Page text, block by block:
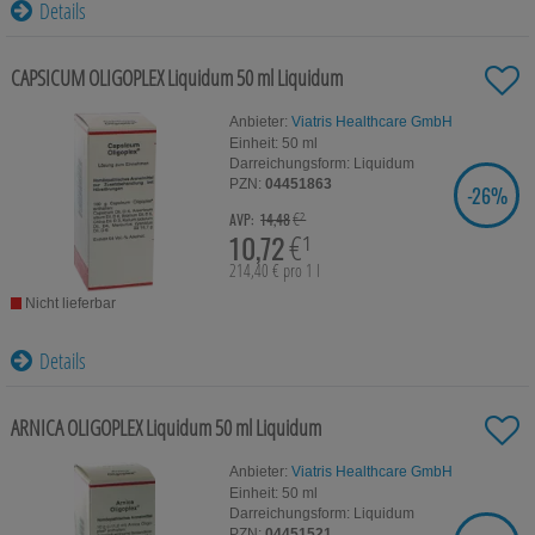
Details
CAPSICUM OLIGOPLEX Liquidum50 mlLiquidum
Anbieter: Viatris Healthcare GmbH
Einheit: 50 ml
Darreichungsform: Liquidum
PZN: 04451863
AVP: 14,48€²
10,72€¹
214,40 € pro 1 l
SIE SPAREN
-26%
Nicht lieferbar
Details
ARNICA OLIGOPLEX Liquidum50 mlLiquidum
Anbieter: Viatris Healthcare GmbH
Einheit: 50 ml
Darreichungsform: Liquidum